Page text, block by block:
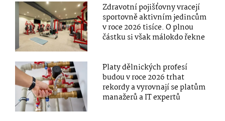
Zdravotní pojišťovny vracejí
sportovně aktivním jedincům
v roce 2026 tisíce. O plnou
částku si však málokdo řekne
Platy dělnických profesí
budou v roce 2026 trhat
rekordy a vyrovnají se platům
manažerů a IT expertů